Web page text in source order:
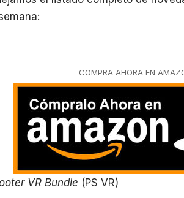
COMPRA AHORA EN
VR Bundle (PS VR)